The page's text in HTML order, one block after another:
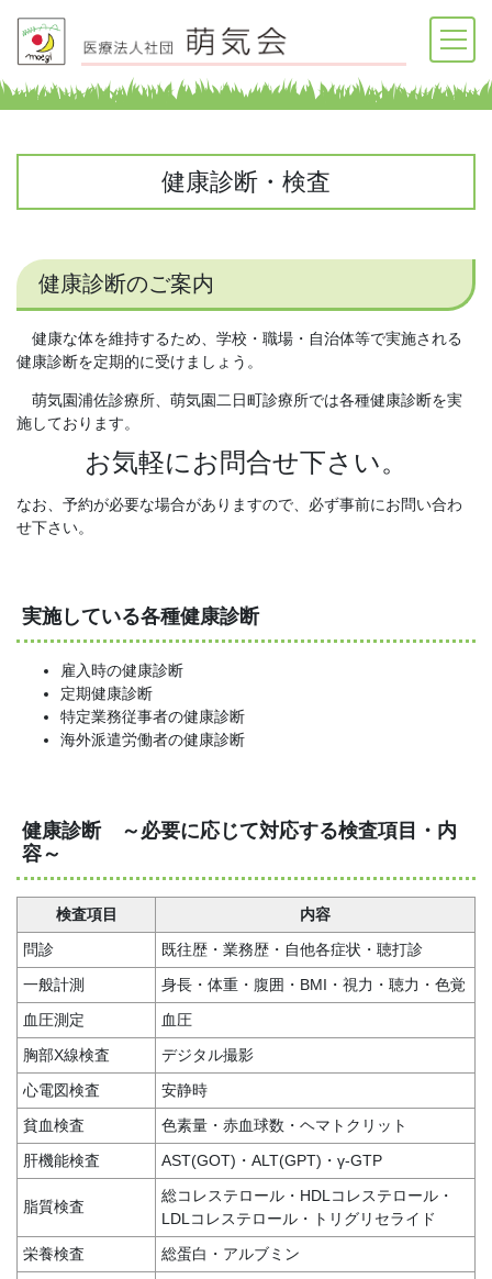
健康診断・検査
健康診断のご案内
健康な体を維持するため、学校・職場・自治体等で実施される
健康診断を定期的に受けましょう。
萌気園浦佐診療所、萌気園二日町診療所では各種健康診断を実
施しております。
お気軽にお問合せ下さい。
なお、予約が必要な場合がありますので、必ず事前にお問い合わ
せ下さい。
実施している各種健康診断
雇入時の健康診断
定期健康診断
特定業務従事者の健康診断
海外派遣労働者の健康診断
健康診断 ～必要に応じて対応する検査項目・内
容～
検査項目
内容
問診
既往歴・業務歴・自他各症状・聴打診
一般計測
身長・体重・腹囲・BMI・視力・聴力・色覚
血圧測定
血圧
胸部X線検査
デジタル撮影
心電図検査
安静時
貧血検査
色素量・赤血球数・ヘマトクリット
肝機能検査
AST(GOT)・ALT(GPT)・γ-GTP
脂質検査
総コレステロール・HDLコレステロール・
LDLコレステロール・トリグリセライド
栄養検査
総蛋白・アルブミン